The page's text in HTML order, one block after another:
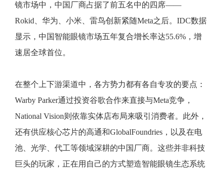
镜市场中，中国厂商占据了前五名中的四席——
Rokid、华为、小米、雷鸟创新紧随Meta之后。IDC数据
显示，中国智能眼镜市场五年复合增长率达55.6%，增
速居全球首位。
在整个上下游渠道中，各方势力都有各自专攻的要点：
Warby Parker通过投资谷歌合作来直接与Meta竞争，
National Vision则依靠实体店布局来吸引消费者。此外，
还有供应核心芯片的高通和GlobalFoundries，以及在电
池、光学、代工等领域深耕的中国厂商。这些并非科技
巨头的玩家，正在用自己的方式塑造智能眼镜生态系统